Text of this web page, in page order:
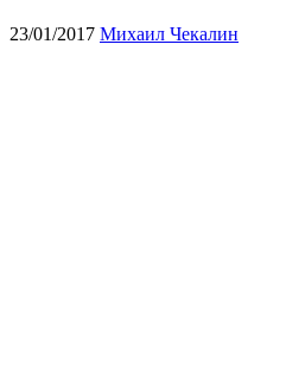
23/01/2017 Михаил Чекалин